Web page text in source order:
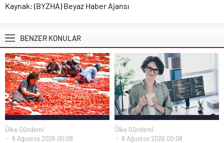
Kaynak: (BYZHA) Beyaz Haber Ajansı
BENZER KONULAR
Ülke Gündemi
8 Ağustos 2026 00:08
Ülke Gündemi
8 Ağustos 2026 00:08